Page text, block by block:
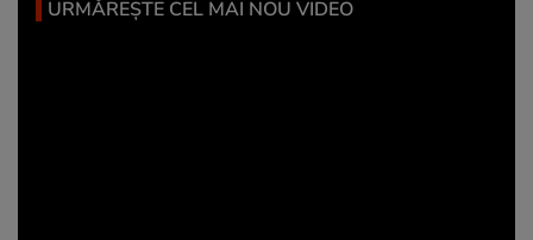
URMĂREȘTE CEL MAI NOU VIDEO